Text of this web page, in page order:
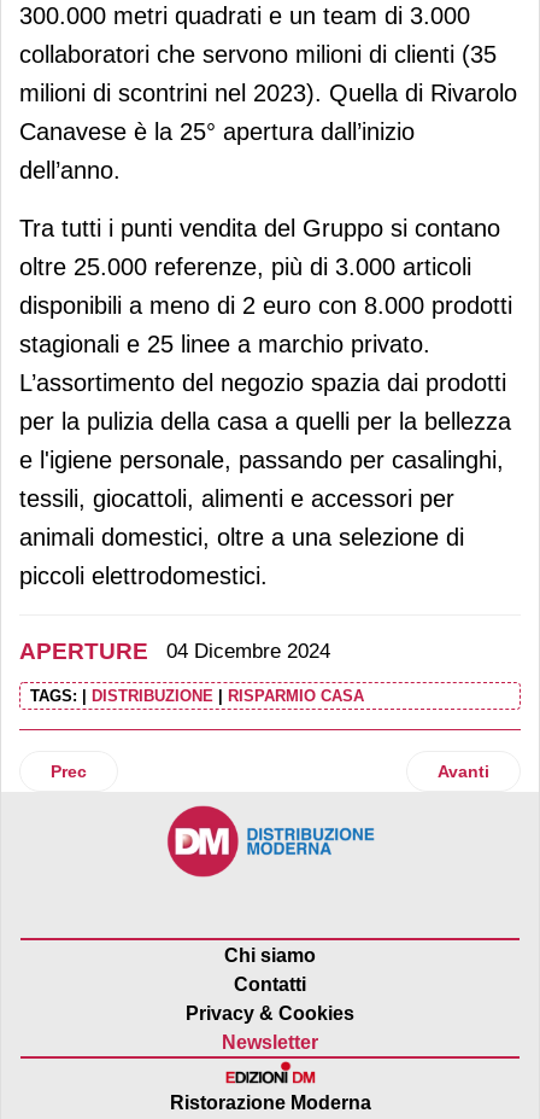
300.000 metri quadrati e un team di 3.000
collaboratori che servono milioni di clienti (35
milioni di scontrini nel 2023). Quella di Rivarolo
Canavese è la 25° apertura dall’inizio
dell’anno.
Tra tutti i punti vendita del Gruppo si contano
oltre 25.000 referenze, più di 3.000 articoli
disponibili a meno di 2 euro con 8.000 prodotti
stagionali e 25 linee a marchio privato.
L’assortimento del negozio spazia dai prodotti
per la pulizia della casa a quelli per la bellezza
e l'igiene personale, passando per casalinghi,
tessili, giocattoli, alimenti e accessori per
animali domestici, oltre a una selezione di
piccoli elettrodomestici.
APERTURE 04 Dicembre 2024
TAGS: | DISTRIBUZIONE | RISPARMIO CASA
Articolo precedente: In’s Mercato si espande in Toscana e
Prec Articolo
Avanti
Chi siamo
Contatti
Privacy & Cookies
Newsletter
Ristorazione Moderna